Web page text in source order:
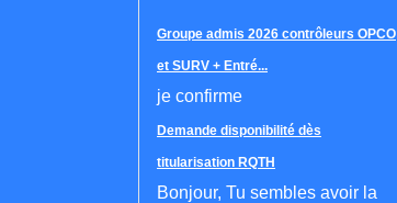
Groupe admis 2026 contrôleurs OPCO
et SURV + Entré...
je confirme
Demande disponibilité dès
titularisation RQTH
Bonjour, Tu sembles avoir la